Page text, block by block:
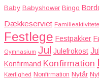
Baby Babyshower Bingo
Dækkeserviet
Festlege Festpakker
Gymnasium Jul Julefrokost
Konfirmand Konfirmation
Kærlighed Nonfirmation Nytår